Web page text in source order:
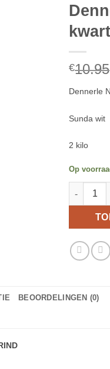
€10.95
Dennerle
Sunda wit
2 kilo
Op
BEOORDELINGEN (0)